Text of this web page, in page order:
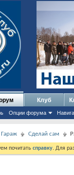
Опции форума
Клуб
Гараж Сделай сам
почитать справку. Для